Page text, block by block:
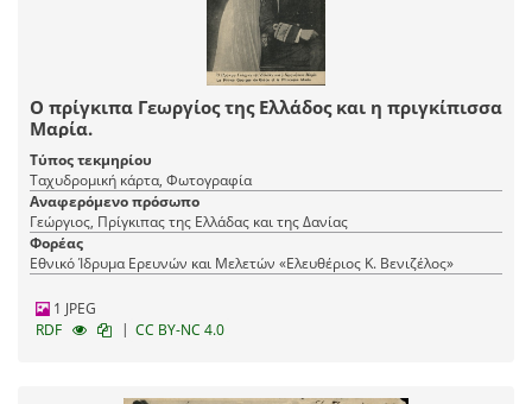
Ο πρίγκιπα Γεωργίος της Ελλάδος και η πριγκίπισσα
Μαρία.
Τύπος τεκμηρίου
Ταχυδρομική κάρτα, Φωτογραφία
Αναφερόμενο πρόσωπο
Γεώργιος, Πρίγκιπας της Ελλάδας και της Δανίας
Φορέας
Εθνικό Ίδρυμα Ερευνών και Μελετών «Ελευθέριος Κ. Βενιζέλος»
1 JPEG
RDF
| CC BY-NC 4.0